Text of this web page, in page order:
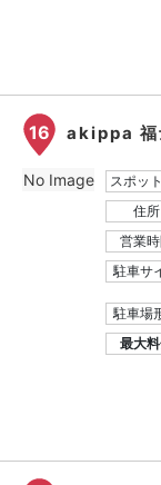
16 akippa 福
スポッ
住所
営業
駐車サ
駐車場
最大
No Image